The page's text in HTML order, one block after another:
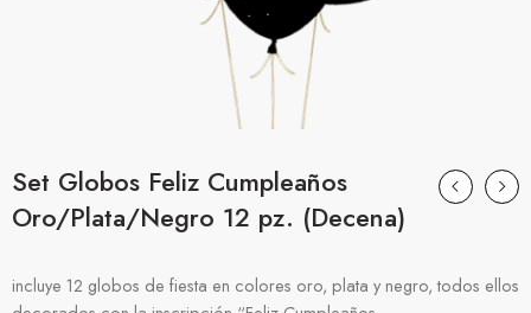
Set Globos Feliz Cumpleaños
Oro/Plata/Negro 12 pz. (Decena)
incluye 12 globos de fiesta en colores oro, plata y negro, todos ellos